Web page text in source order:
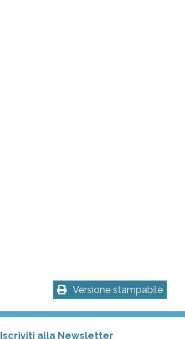
Versione stampabile
Iscriviti alla Newsletter